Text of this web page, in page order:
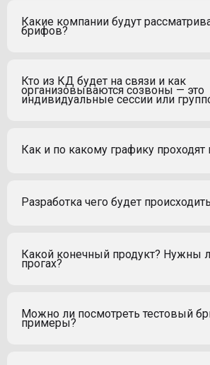
Какие компании будут
брифов?
Кто из КД будет на связи и как
организовываются созвоны — это
индивидуальные сессии или
Как и по какому графику проходят
Разработка чего будет
Какой конечный продукт? Нужны
прогах?
Можно ли посмотреть тестовый
примеры?